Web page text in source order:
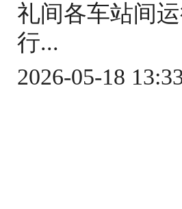
礼间各车站间
行...
2026-05-18